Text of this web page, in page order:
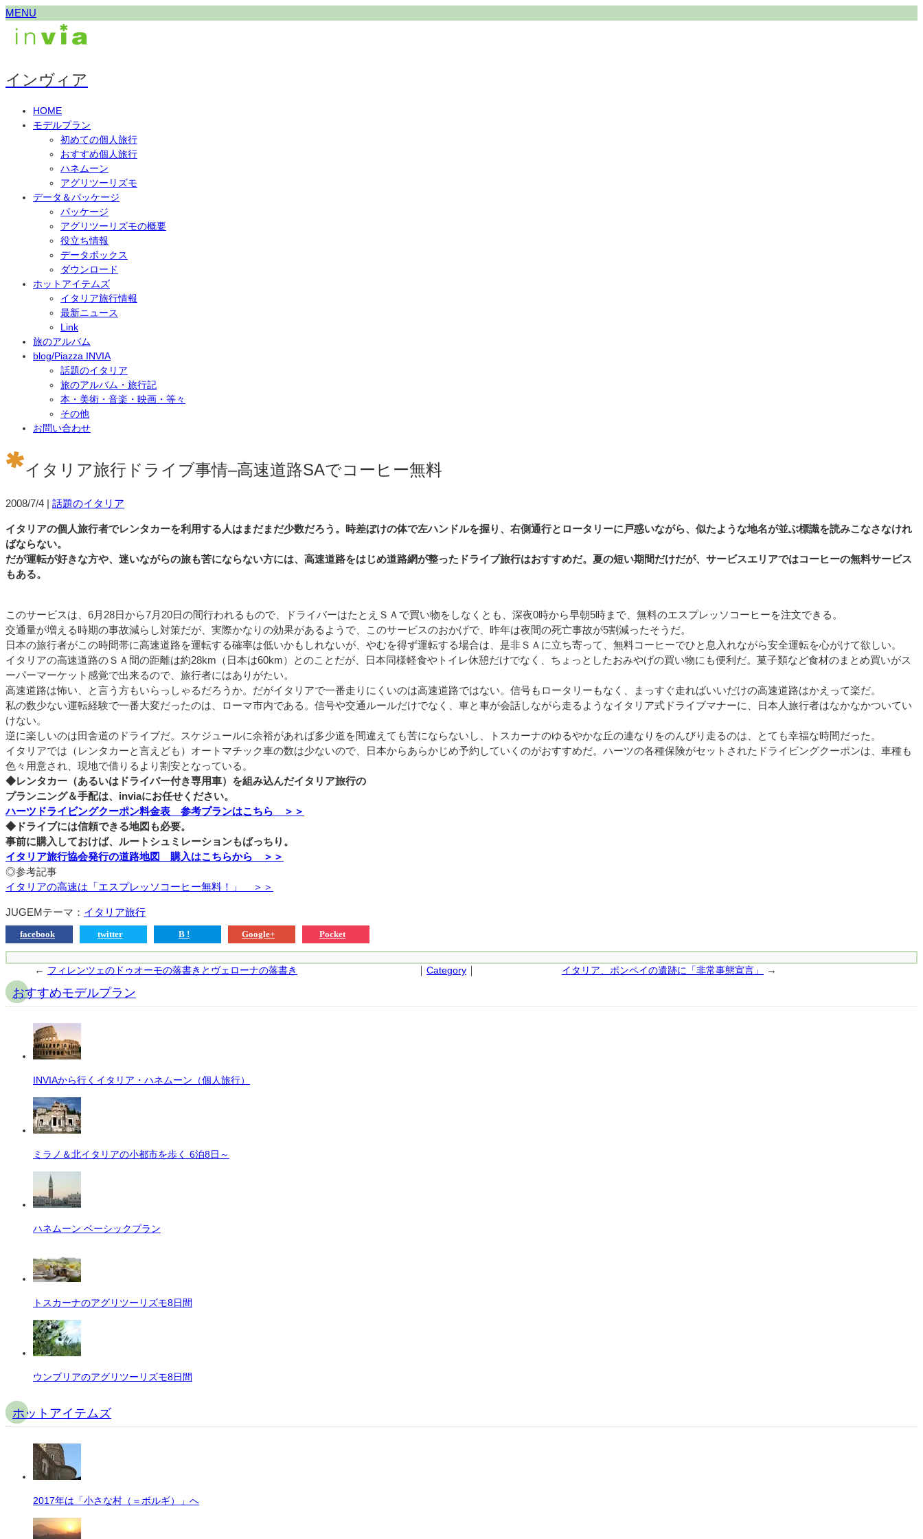
MENU
インヴィア
HOME
モデルプラン
初めての個人旅行
おすすめ個人旅行
ハネムーン
アグリツーリズモ
データ＆パッケージ
パッケージ
アグリツーリズモの概要
役立ち情報
データボックス
ダウンロード
ホットアイテムズ
イタリア旅行情報
最新ニュース
Link
旅のアルバム
blog/Piazza INVIA
話題のイタリア
旅のアルバム・旅行記
本・美術・音楽・映画・等々
その他
お問い合わせ
イタリア旅行ドライブ事情–高速道路SAでコーヒー無料
2008/7/4 | 話題のイタリア
イタリアの個人旅行者でレンタカーを利用する人はまだまだ少数だろう。時差ぼけの体で左ハンドルを握り、右側通行とロータリーに戸惑いながら、似たような地名が並ぶ標識を読みこなさなけれ
ばならない。
だが運転が好きな方や、迷いながらの旅も苦にならない方には、高速道路をはじめ道路網が整ったドライブ旅行はおすすめだ。夏の短い期間だけだが、サービスエリアではコーヒーの無料サービス
もある。
このサービスは、6月28日から7月20日の間行われるもので、ドライバーはたとえＳＡで買い物をしなくとも、深夜0時から早朝5時まで、無料のエスプレッソコーヒーを注文できる。
交通量が増える時期の事故減らし対策だが、実際かなりの効果があるようで、このサービスのおかげで、昨年は夜間の死亡事故が5割減ったそうだ。
日本の旅行者がこの時間帯に高速道路を運転する確率は低いかもしれないが、やむを得ず運転する場合は、是非ＳＡに立ち寄って、無料コーヒーでひと息入れながら安全運転を心がけて欲しい。
イタリアの高速道路のＳＡ間の距離は約28km（日本は60km）とのことだが、日本同様軽食やトイレ休憩だけでなく、ちょっとしたおみやげの買い物にも便利だ。菓子類など食材のまとめ買いがス
ーパーマーケット感覚で出来るので、旅行者にはありがたい。
高速道路は怖い、と言う方もいらっしゃるだろうか。だがイタリアで一番走りにくいのは高速道路ではない。信号もロータリーもなく、まっすぐ走ればいいだけの高速道路はかえって楽だ。
私の数少ない運転経験で一番大変だったのは、ローマ市内である。信号や交通ルールだけでなく、車と車が会話しながら走るようなイタリア式ドライブマナーに、日本人旅行者はなかなかついてい
けない。
逆に楽しいのは田舎道のドライブだ。スケジュールに余裕があれば多少道を間違えても苦にならないし、トスカーナのゆるやかな丘の連なりをのんびり走るのは、とても幸福な時間だった。
イタリアでは（レンタカーと言えども）オートマチック車の数は少ないので、日本からあらかじめ予約していくのがおすすめだ。ハーツの各種保険がセットされたドライビングクーポンは、車種も
色々用意され、現地で借りるより割安となっている。
◆レンタカー（あるいはドライバー付き専用車）を組み込んだイタリア旅行の
プランニング＆手配は、inviaにお任せください。
ハーツドライビングクーポン料金表 参考プランはこちら ＞＞
◆ドライブには信頼できる地図も必要。
事前に購入しておけば、ルートシュミレーションもばっちり。
イタリア旅行協会発行の道路地図 購入はこちらから ＞＞
◎参考記事
イタリアの高速は「エスプレッソコーヒー無料！」 ＞＞
JUGEMテーマ： イタリア旅行
facebook twitter B ! Google+ Pocket
← フィレンツェのドゥオーモの落書きとヴェローナの落書き ｜Category ｜ イタリア、ポンペイの遺跡に「非常事態宣言」 →
おすすめモデルプラン
INVIAから行くイタリア・ハネムーン（個人旅行）
ミラノ＆北イタリアの小都市を歩く 6泊8日～
ハネムーン ベーシックプラン
トスカーナのアグリツーリズモ8日間
ウンブリアのアグリツーリズモ8日間
ホットアイテムズ
2017年は「小さな村（＝ボルギ）」へ